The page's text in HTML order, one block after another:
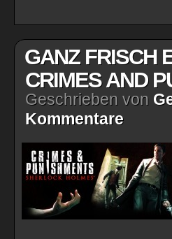
GANZ FRISCH
CRIMES AND
Geschrieben von
Kommentare